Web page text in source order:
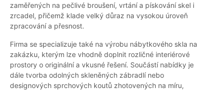
zaměřených na pečlivé broušení, vrtání a pískování skel i
zrcadel, přičemž klade velký důraz na vysokou úroveň
zpracování a přesnost.
Firma se specializuje také na výrobu nábytkového skla na
zakázku, kterým lze vhodně doplnit rozličné interiérové
prostory o originální a vkusné řešení. Součástí nabídky je
dále tvorba odolných skleněných zábradlí nebo
designových sprchových koutů zhotovených na míru,